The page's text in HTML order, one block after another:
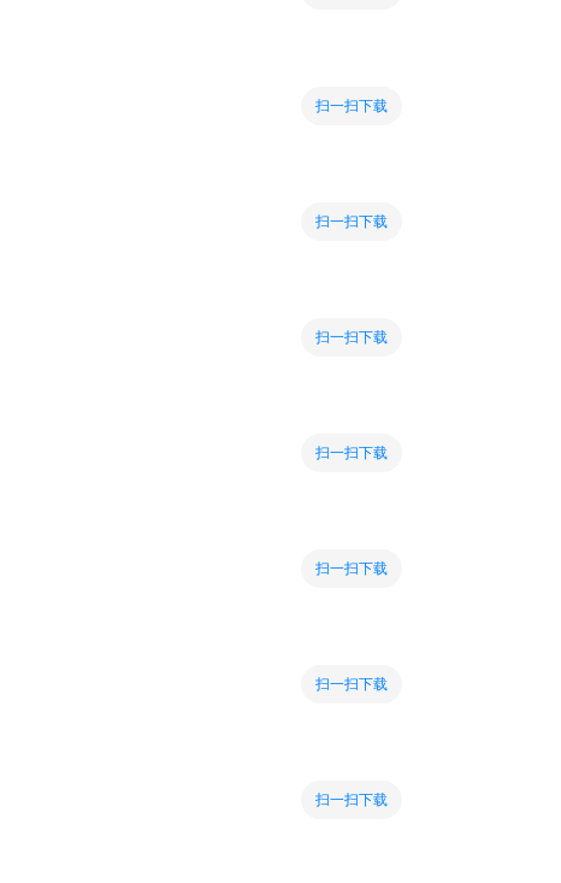
扫一扫下载
扫一扫下载
扫一扫下载
扫一扫下载
扫一扫下载
扫一扫下载
扫一扫下载